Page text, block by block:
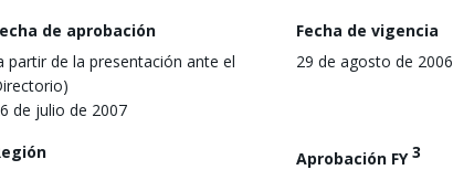
de aprobación
partir de la presentación ante el
de julio de 2007
Fecha de vigencia
29 de agosto de 2006
Aprobación FY3